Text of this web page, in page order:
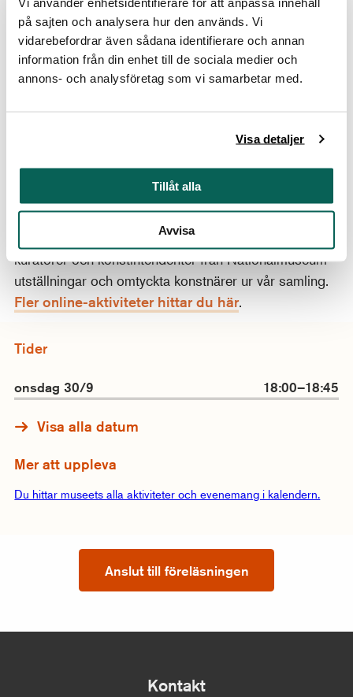
på sajten och analysera hur den används. Vi
vidarebefordrar även sådana identifierare och annan
information från din enhet till de sociala medier och
annons- och analysföretag som vi samarbetar med.
Visa detaljer
Tillåt alla
Avvisa
också installera Teams gratis
Om du ansluter via mobilen behöver du först ladda
ner appen "Microsoft Teams".
Nationalmuseums online-aktiviteter
Ta del av populära föreläsningar och visningar var än
du befinner dig! I ett kortare format presenterar
kuratorer och konstintendenter från Nationalmuseum
utställningar och omtyckta konstnärer ur vår samling.
Fler online-aktiviteter hittar du här.
Tider
onsdag 30/9 18:00–18:45
Visa alla datum
Mer att uppleva
Du hittar museets alla aktiviteter och evenemang i kalendern.
Anslut till föreläsningen
Kontakt